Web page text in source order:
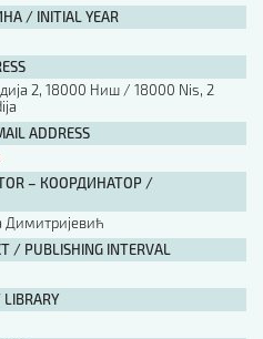
/ INITIAL YEAR
2, 18000 Ниш / 18000 Nis, 2
ADDRESS
– КООРДИНАТОР /
Димитријевић
PUBLISHING INTERVAL